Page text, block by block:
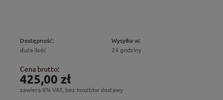
Dostępność:
duża ilość
Wysyłka w:
24 godziny
Cena brutto:
425,00 zł
zawiera 8% VAT, bez kosztów dostawy